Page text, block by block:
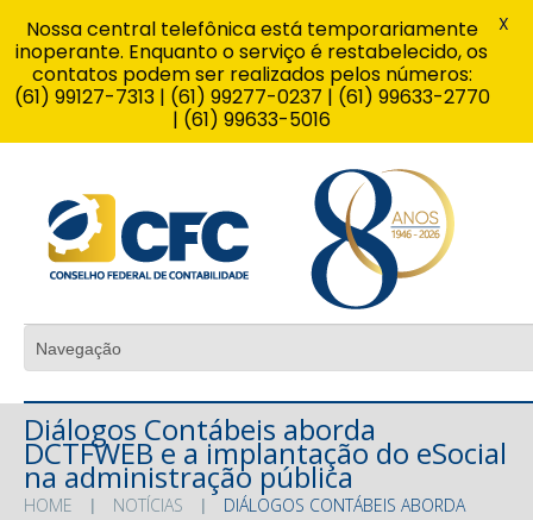
Diálogos Contábeis aborda
DCTFWEB e a implantação do eSocial
na administração pública
HOME NOTÍCIAS
DIÁLOGOS CONTÁBEIS ABORDA
Nossa central telefônica está temporariamente
inoperante. Enquanto o serviço é restabelecido, os
contatos podem ser realizados pelos números:
(61) 99127-7313 | (61) 99277-0237 | (61) 99633-2770
| (61) 99633-5016
X